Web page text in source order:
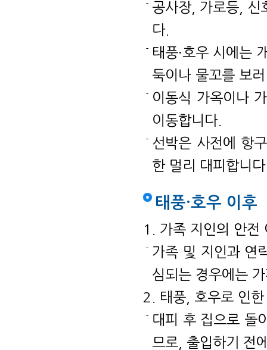
공사장, 가로등, 신
다.
태풍·호우 시에는
둑이나 물꼬를 보
이동식 가옥이나
이동합니다.
선박은 사전에 항
한 멀리 대피합니
태풍·호우 이후
1. 가족 지인의 안전
가족 및 지인과 연
심되는 경우에는
2. 태풍, 호우로 인
대피 후 집으로 돌
므로, 출입하기 전